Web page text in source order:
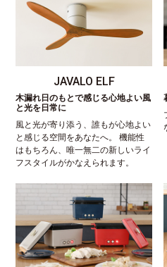
JAVALO ELF
木漏れ日のもとで感じる心地よい風
と光を日常に
風と光が寄り添う、誰もが心地よい
と感じる空間をあなたへ。 機能性
はもちろん、唯一無二の新しいライ
フスタイルがかなえられます。